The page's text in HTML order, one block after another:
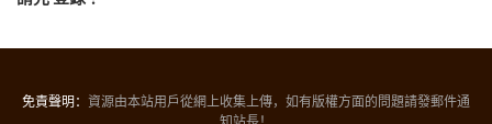
免責聲明： 資源由本站用戶從網上收集上傳，如有版權方面的問題請發郵件通